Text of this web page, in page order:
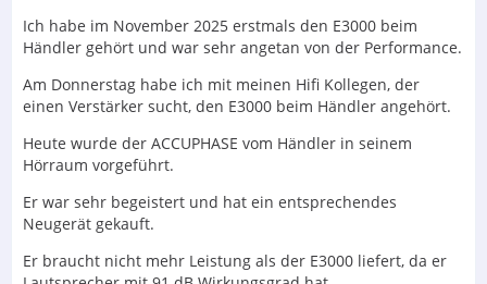
Ich habe im November 2025 erstmals den E3000 beim
Händler gehört und war sehr angetan von der Performance.
Am Donnerstag habe ich mit meinen Hifi Kollegen, der
einen Verstärker sucht, den E3000 beim Händler angehört.
Heute wurde der ACCUPHASE vom Händler in seinem
Hörraum vorgeführt.
Er war sehr begeistert und hat ein entsprechendes
Neugerät gekauft.
Er braucht nicht mehr Leistung als der E3000 liefert, da er